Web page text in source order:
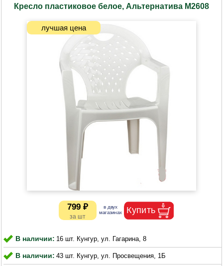
Кресло пластиковое белое, Альтернатива М2608
799 ₽
В наличии: 16 шт. Кунгур, ул. Гагарина, 8
В наличии: 43 шт. Кунгур, ул. Просвещения, 1Б